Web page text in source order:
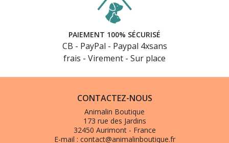
PAIEMENT 100% SÉCURISÉ
CB - PayPal - Paypal 4xsans
frais - Virement - Sur place
CONTACTEZ-NOUS
Animalin Boutique
173 rue des Jardins
32450 Aurimont - France
E-mail : contact@animalinboutique.fr